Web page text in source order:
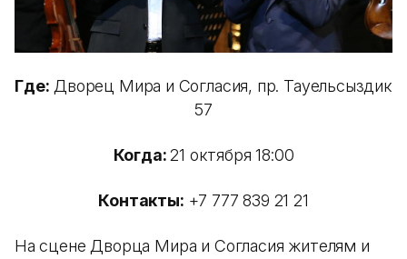
Где: Дворец Мира и Согласия, пр. Тауельсыздик
57
Когда:21 октября 18:00
Контакты: +7 777 839 21 21
На сцене Дворца Мира и Согласия жителям и